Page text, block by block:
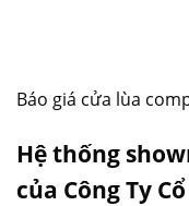
Báo giá cửa lùa
Hệ thống
của Công Ty